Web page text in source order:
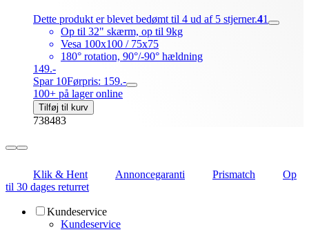
Dette produkt er blevet bedømt til 4 ud af 5 stjerner.41
Op til 32" skærm, op til 9kg
Vesa 100x100 / 75x75
180° rotation, 90°/-90° hældning
149.-
Spar 10Førpris: 159.-
100+ på lager online
Tilføj til kurv
738483
Klik & Hent Annoncegaranti Prismatch
Op
til 30 dages returret
Kundeservice
Kundeservice